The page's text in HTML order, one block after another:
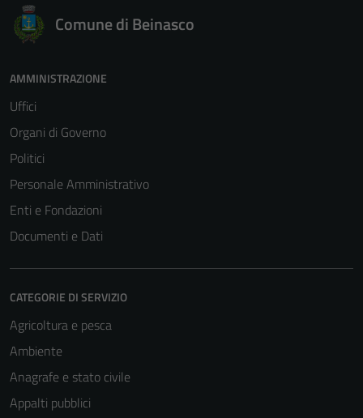
Comune di Beinasco
AMMINISTRAZIONE
Uffici
Organi di Governo
Politici
Personale Amministrativo
Enti e Fondazioni
Documenti e Dati
CATEGORIE DI SERVIZIO
Agricoltura e pesca
Ambiente
Anagrafe e stato civile
Appalti pubblici